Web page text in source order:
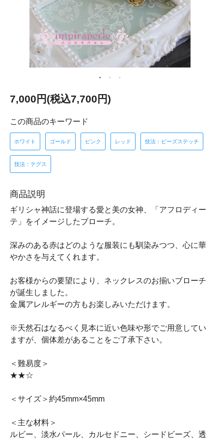
7,000円(税込7,700円)
この商品のキーワード
ホワイト ゴールド ピンク レッド 技法：ビーズステッチ
技法：テグス
商品説明
ギリシャ神話に登場する愛と美の女神、「アフロディー
テ」をイメージしたブローチ。
深みのある赤はどのような服装にも馴染みつつ、心に華
やかさを与えてくれます。
お客様からの要望により、ネックレスのお揃いブローチ
が誕生しました。
金属アレルギーの方もお楽しみいただけます。
※天然石はなるべく見本に近い色味や形でご用意してい
ますが、個体差があることをご了承下さい。
＜難易度＞
★★☆
＜サイズ＞約45mm×45mm
＜主な材料＞
ルビー、淡水パール、カルセドニー、シードビーズ、透